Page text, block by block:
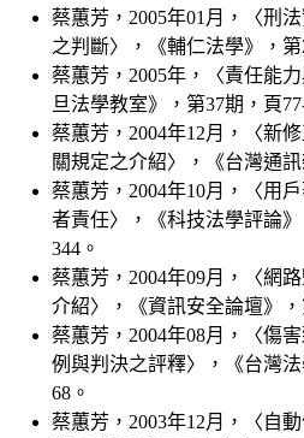
蔡蕙芳，2005年01月，〈刑
之判斷〉，《輔仁法學》，第
蔡蕙芳，2005年，〈責任能
旦法學教室》，第37期，頁
蔡蕙芳，2004年12月，〈新
關規定之介紹〉，《台灣通訊
蔡蕙芳，2004年10月，〈用
者責任〉，《科技法學評論
344。
蔡蕙芳，2004年09月，〈網
介紹〉，《資訊安全論壇》，
蔡蕙芳，2004年08月，〈傷
例與判決之評釋〉，《台灣
68。
蔡蕙芳，2003年12月，〈自